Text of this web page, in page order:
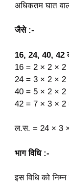
अधिकतम घात
जैसे :-
16, 24, 40, 42
16 = 2 × 2 × 2
24 = 3 × 2 × 2
40 = 5 × 2 × 2
42 = 7 × 3 × 2
ल.स. = 24 × 3
भाग विधि :-
इस विधि को